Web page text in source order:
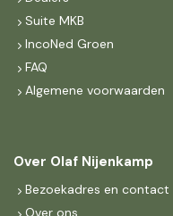
Suite MKB
IncoNed Groen
FAQ
Algemene voorwaarden
Over Olaf Nijenkamp
Bezoekadres en contact
Over ons